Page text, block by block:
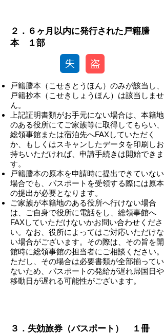
２．６ヶ月以内に発行された戸籍謄
本 １部
戸籍謄本（こせきとうほん）のみが該当し、
戸籍抄本（こせきしょうほん）は該当しませ
ん。
上記証明書類がお手元にない場合は、本籍地
のある役所にてご家族等に取得してもらい、
総領事館または宿泊先へFAXしていただく
か、もしくはスキャンしたデータを印刷しお
持ちいただければ、申請手続きは開始できま
す。
戸籍謄本の原本を申請時に提出できていない
場合でも、パスポートを受領する際には原本
の提出が必要となります。
ご家族が本籍地のある役所へ行けない場合
は、ご自身で役所に電話をし、総領事館へ
FAXしていただけないかお問い合わせくださ
い。なお、役所によってはご対応いただけな
い場合がございます。その際は、その旨を開
館時に総領事館の担当者にご相談ください。
ただし、その場合は必要書類が全部揃ってい
ないため、パスポートの発給が遅れ帰国日や
移動日が遅れる可能性がございます。
３．失効旅券（パスポート） １冊